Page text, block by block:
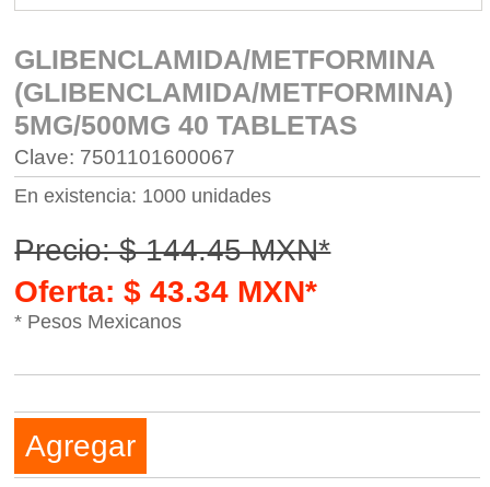
GLIBENCLAMIDA/METFORMINA
(GLIBENCLAMIDA/METFORMINA)
5MG/500MG 40 TABLETAS
Clave: 7501101600067
En existencia: 1000 unidades
Precio: $ 144.45 MXN*
Oferta: $ 43.34 MXN*
* Pesos Mexicanos
Agregar